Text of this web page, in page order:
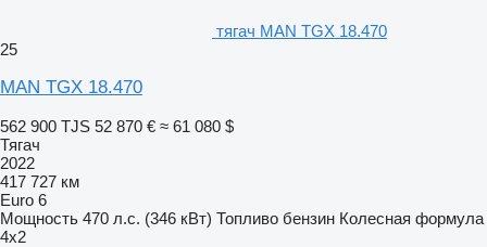
тягач MAN TGX 18.470
25
MAN TGX 18.470
562 900 TJS 52 870 € ≈ 61 080 $
Тягач
2022
417 727 км
Euro 6
Мощность 470 л.с. (346 кВт) Топливо бензин Колесная формула
4x2